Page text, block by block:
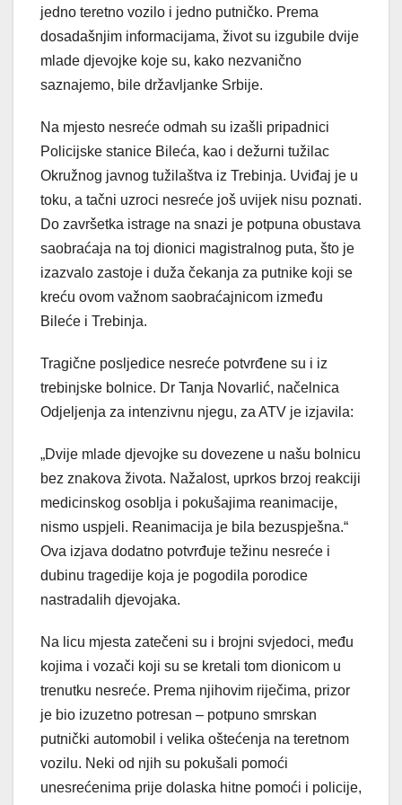
jedno teretno vozilo i jedno putničko. Prema
dosadašnjim informacijama, život su izgubile dvije
mlade djevojke koje su, kako nezvanično
saznajemo, bile državljanke Srbije.
Na mjesto nesreće odmah su izašli pripadnici
Policijske stanice Bileća, kao i dežurni tužilac
Okružnog javnog tužilaštva iz Trebinja. Uviđaj je u
toku, a tačni uzroci nesreće još uvijek nisu poznati.
Do završetka istrage na snazi je potpuna obustava
saobraćaja na toj dionici magistralnog puta, što je
izazvalo zastoje i duža čekanja za putnike koji se
kreću ovom važnom saobraćajnicom između
Bileće i Trebinja.
Tragične posljedice nesreće potvrđene su i iz
trebinjske bolnice. Dr Tanja Novarlić, načelnica
Odjeljenja za intenzivnu njegu, za ATV je izjavila:
„Dvije mlade djevojke su dovezene u našu bolnicu
bez znakova života. Nažalost, uprkos brzoj reakciji
medicinskog osoblja i pokušajima reanimacije,
nismo uspjeli. Reanimacija je bila bezuspješna.“
Ova izjava dodatno potvrđuje težinu nesreće i
dubinu tragedije koja je pogodila porodice
nastradalih djevojaka.
Na licu mjesta zatečeni su i brojni svjedoci, među
kojima i vozači koji su se kretali tom dionicom u
trenutku nesreće. Prema njihovim riječima, prizor
je bio izuzetno potresan – potpuno smrskan
putnički automobil i velika oštećenja na teretnom
vozilu. Neki od njih su pokušali pomoći
unesrećenima prije dolaska hitne pomoći i policije,